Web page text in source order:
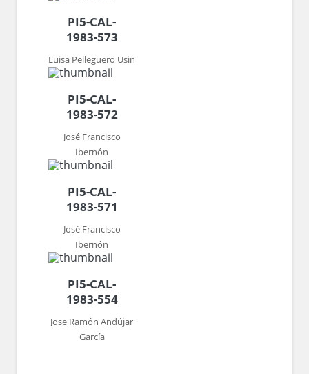
PI5-CAL-
1983-573
Luisa Pelleguero Usin
PI5-CAL-
1983-572
José Francisco
Ibernón
PI5-CAL-
1983-571
José Francisco
Ibernón
PI5-CAL-
1983-554
Jose Ramón Andújar
García